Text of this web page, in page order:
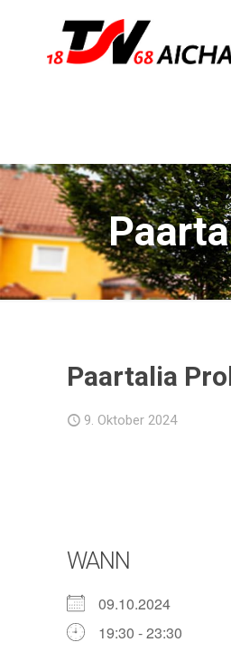
Paartalia
9. Oktober 2024
WANN
09.10.2024
19:30 - 23:30